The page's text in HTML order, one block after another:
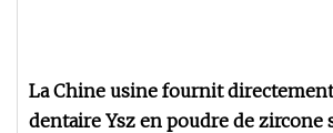
La Chine usine fournit
dentaire Ysz en poudre de zircone